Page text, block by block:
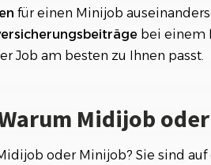
für einen
bei einem Minjob
bei einem Midjob
für einen Minijob
bei einem
Job am besten zu Ihnen passt.
Midijob
oder Minijob? Sie sind